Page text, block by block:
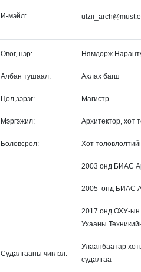
И-мэйл:
Овог, нэр:
Албан тушаал:
Цол,зэрэг:
Мэргэжил:
Боловсрол:
Судалгааны чиглэл:
Нямдорж
Ахлах багш
Магистр
Архитектор, хот
Хот
2003 онд БИАС
2005 онд БИАС
2017 онд ОХУ-
Ухааны
Улаанбаатар
судалгаа